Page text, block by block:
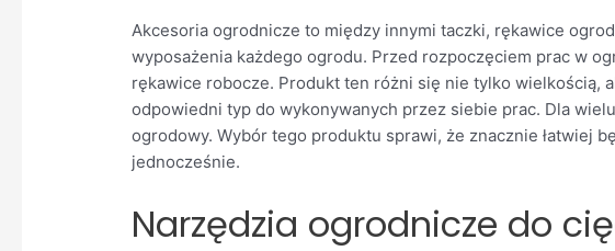
Akcesoria ogrodnicze to między innymi taczki, rękawice
wyposażenia każdego ogrodu. Przed rozpoczęciem prac w
rękawice robocze. Produkt ten różni się nie tylko wielkością,
odpowiedni typ do wykonywanych przez siebie prac. Dla
ogrodowy. Wybór tego produktu sprawi, że znacznie łatwiej
jednocześnie.
Narzędzia ogrodnicze do